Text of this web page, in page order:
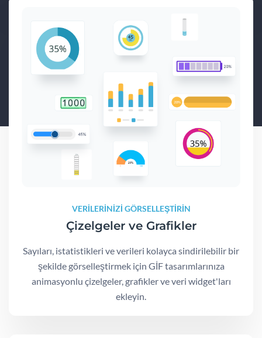
VERİLERİNİZİ GÖRSELLEŞTİRİN
Çizelgeler ve Grafikler
Sayıları, istatistikleri ve verileri kolayca sindirilebilir bir
şekilde görselleştirmek için GİF tasarımlarınıza
animasyonlu çizelgeler, grafikler ve veri widget'ları
ekleyin.